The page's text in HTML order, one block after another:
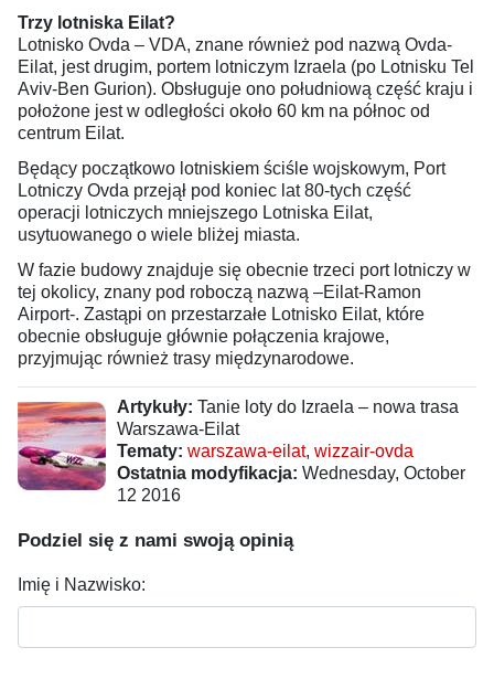
Trzy lotniska Eilat?
Lotnisko Ovda – VDA, znane również pod nazwą Ovda-
Eilat, jest drugim, portem lotniczym Izraela (po Lotnisku Tel
Aviv-Ben Gurion). Obsługuje ono południową część kraju i
położone jest w odległości około 60 km na północ od
centrum Eilat.
Będący początkowo lotniskiem ściśle wojskowym, Port
Lotniczy Ovda przejął pod koniec lat 80-tych część
operacji lotniczych mniejszego Lotniska Eilat,
usytuowanego o wiele bliżej miasta.
W fazie budowy znajduje się obecnie trzeci port lotniczy w
tej okolicy, znany pod roboczą nazwą –Eilat-Ramon
Airport-. Zastąpi on przestarzałe Lotnisko Eilat, które
obecnie obsługuje głównie połączenia krajowe,
przyjmując również trasy międzynarodowe.
Artykuły: Tanie loty do Izraela – nowa trasa
Warszawa-Eilat
Tematy: warszawa-eilat, wizzair-ovda
Ostatnia modyfikacja: Wednesday, October
12 2016
Podziel się z nami swoją opinią
Imię i Nazwisko: